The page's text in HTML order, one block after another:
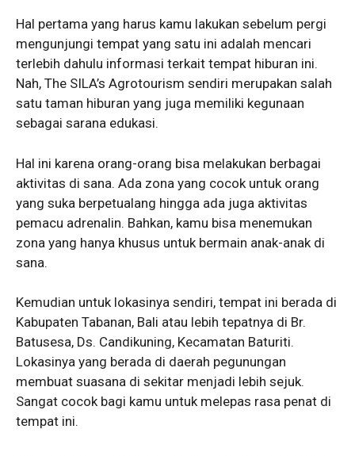
Hal pertama yang harus kamu lakukan sebelum pergi
mengunjungi tempat yang satu ini adalah mencari
terlebih dahulu informasi terkait tempat hiburan ini.
Nah, The SILA’s Agrotourism sendiri merupakan salah
satu taman hiburan yang juga memiliki kegunaan
sebagai sarana edukasi.
Hal ini karena orang-orang bisa melakukan berbagai
aktivitas di sana. Ada zona yang cocok untuk orang
yang suka berpetualang hingga ada juga aktivitas
pemacu adrenalin. Bahkan, kamu bisa menemukan
zona yang hanya khusus untuk bermain anak-anak di
sana.
Kemudian untuk lokasinya sendiri, tempat ini berada di
Kabupaten Tabanan, Bali atau lebih tepatnya di Br.
Batusesa, Ds. Candikuning, Kecamatan Baturiti.
Lokasinya yang berada di daerah pegunungan
membuat suasana di sekitar menjadi lebih sejuk.
Sangat cocok bagi kamu untuk melepas rasa penat di
tempat ini.